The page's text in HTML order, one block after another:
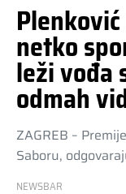
netko
leži vođa
odmah
ZAGREB –
Saboru,
NEWSBAR